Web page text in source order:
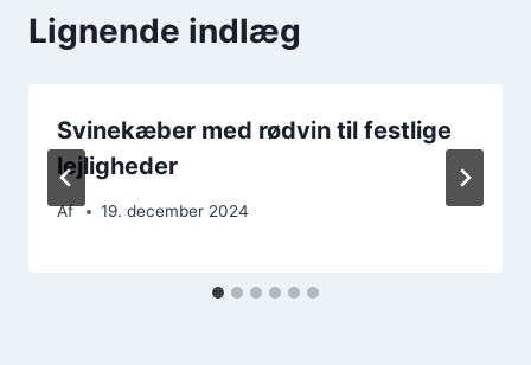
Lignende indlæg
Svinekæber med rødvin til festlige
lejligheder
Af 19. december 2024